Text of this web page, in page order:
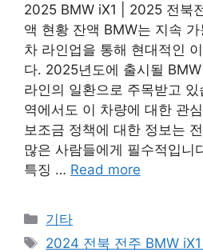
2025 BMW iX1 | 2025 전북
액 현황 잔액 BMW는 지속
차 라인업을 통해 현대적인
다. 2025년도에 출시될
라인의 일환으로 주목받고
역에서도 이 차량에 대한 관
보조금 정책에 대한 정보는
많은 사람들에게 필수적입니
특징 … Read more
Categories
기타
Tags
2024 전북 전주 BMW